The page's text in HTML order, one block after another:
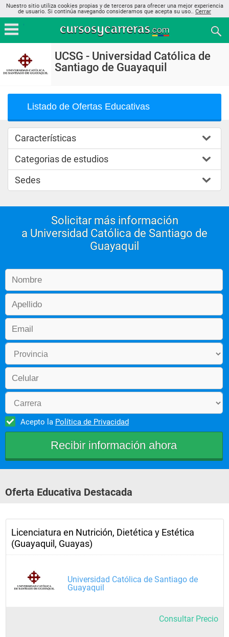
Nuestro sitio utiliza cookies propias y de terceros para ofrecer una mejor experiencia
de usuario. Si continúa navegando consideramos que acepta su uso.. Cerrar
UCSG - Universidad Católica de
Santiago de Guayaquil
Listado de Ofertas Educativas
Características
Categorias de estudios
Sedes
Solicitar más información
a Universidad Católica de Santiago de
Guayaquil
Acepto la Política de Privacidad
Oferta Educativa Destacada
Licenciatura en Nutrición, Dietética y Estética
(Guayaquil, Guayas)
Universidad Católica de Santiago de
Guayaquil
Consultar Precio